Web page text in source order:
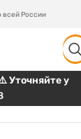
всей России
Уточняйте у